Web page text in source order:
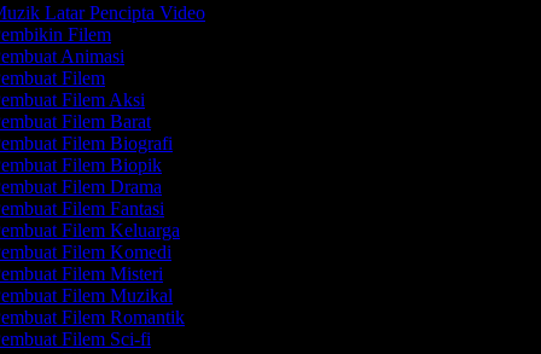
Latar Pencipta Video
Filem
Animasi
Filem
Filem Aksi
Filem Barat
Filem Biografi
Filem Biopik
Filem Drama
Filem Fantasi
Filem Keluarga
Filem Komedi
Filem Misteri
Filem Muzikal
Filem Romantik
Filem Sci-fi